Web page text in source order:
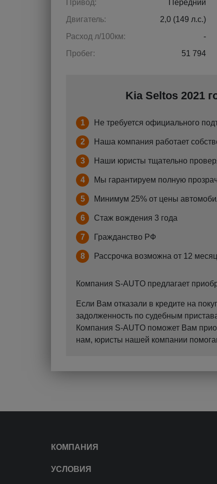
Привод:
Передний
Двигатель:
2,0 (149 л.с.)
Расход л/100км:
-
Пробег:
51 794
Kia Seltos 2021
1 Не требуется официального
2 Наша компания работает
3 Наши юристы тщательно
4 Мы гарантируем полную
5 Минимум 25% от цены
6 Стаж вождения 3 года
7 Гражданство РФ
8 Рассрочка возможна от 12
Компания S-AUTO предлагает
Если Вам отказали в кредите на
задолженность по судебным
Компания S-AUTO поможет Вам
нам, юристы нашей компании
КОМПАНИЯ
УСЛОВИЯ